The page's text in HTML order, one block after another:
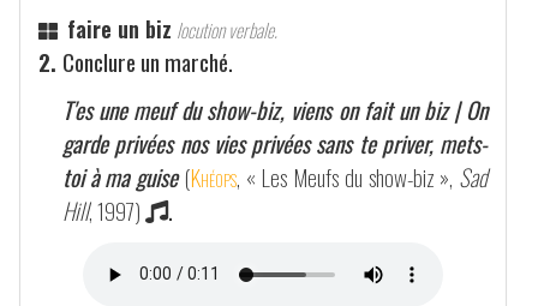
faire un biz locution verbale.
2. Conclure un marché.
T'es une meuf du show-biz, viens on fait un biz | On
garde privées nos vies privées sans te priver, mets-
toi à ma guise (Khéops, « Les Meufs du show-biz », Sad
Hill, 1997) .